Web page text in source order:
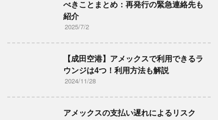
べきことまとめ：再発行の緊急連絡先も
紹介
2025/7/2
【成田空港】アメックスで利用できるラ
ウンジは4つ！利用方法も解説
2024/11/28
アメックスの支払い遅れによるリスク